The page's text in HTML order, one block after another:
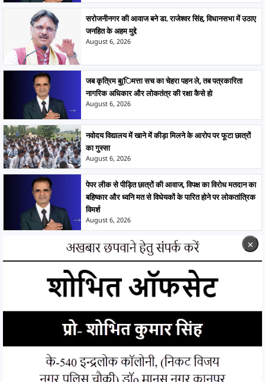
सरोजनीनगर की आवाज बने डा. राजेश्वर सिंह, विधानसभा में उठाए
जनहित के अहम मुद्दे
August 6, 2026
जब कृत्रिम बु(िमत्ता सच का चेहरा पहन ले, तब पत्रकारिता
नागरिक अधिकार और लोकतंत्र की रक्षा कैसे हो
August 6, 2026
नवोदय विद्यालय में खाने में कीड़ा मिलने के आरोप पर फूटा छात्रों
का गुस्सा
August 6, 2026
पेपर लीक से पीड़ित छात्रों की आवाज, विपक्ष का विरोध मतदान का
बहिष्कार और ध्वनि मत से विधेयकों के पारित होने पर लोकतांत्रिक
विमर्श
August 6, 2026
×